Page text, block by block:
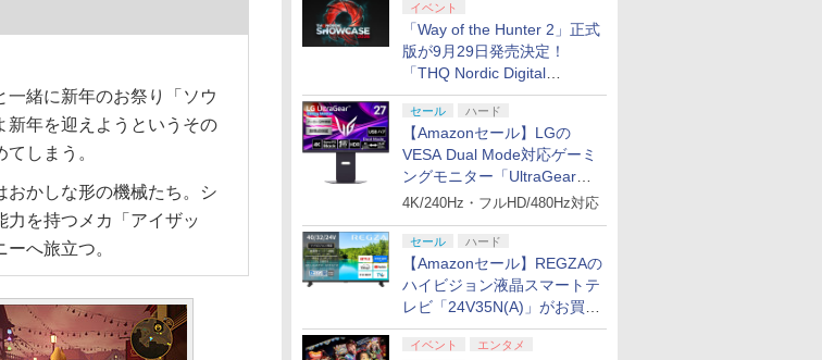
イベント
「Way of the Hunter 2」正式
版が9月29日発売決定！
「THQ Nordic Digital
Showcase 2026」まとめ
セール ハード
【Amazonセール】LGの
VESA Dual Mode対応ゲーミ
ングモニター「UltraGear
27G850A-B」がお買い得！
4K/240Hz・フルHD/480Hz対応
セール ハード
【Amazonセール】REGZAの
ハイビジョン液晶スマートテ
レビ「24V35N(A)」がお買い
得！
イベント
エンタメ
緒に新年のお祭り「ソウ
新年を迎えようというその
しまう。
かしな形の機械たち。シ
力を持つメカ「アイザッ
へ旅立つ。